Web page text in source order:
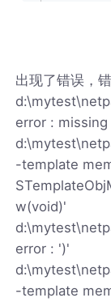
出现了错误，
error :
-template
w(void)'
error : ')'
-template